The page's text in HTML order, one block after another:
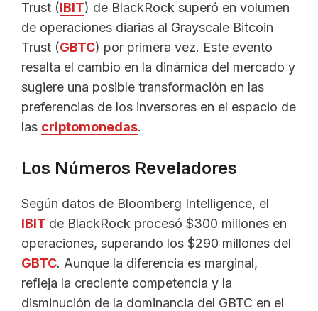
Trust (IBIT) de BlackRock superó en volumen
de operaciones diarias al Grayscale Bitcoin
Trust (GBTC) por primera vez. Este evento
resalta el cambio en la dinámica del mercado y
sugiere una posible transformación en las
preferencias de los inversores en el espacio de
las criptomonedas.
Los Números Reveladores
Según datos de Bloomberg Intelligence, el
IBIT de BlackRock procesó $300 millones en
operaciones, superando los $290 millones del
GBTC. Aunque la diferencia es marginal,
refleja la creciente competencia y la
disminución de la dominancia del GBTC en el